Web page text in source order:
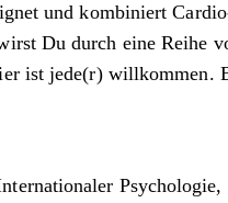
und kombiniert
Du durch eine Reihe
ist jede(r) willkommen.